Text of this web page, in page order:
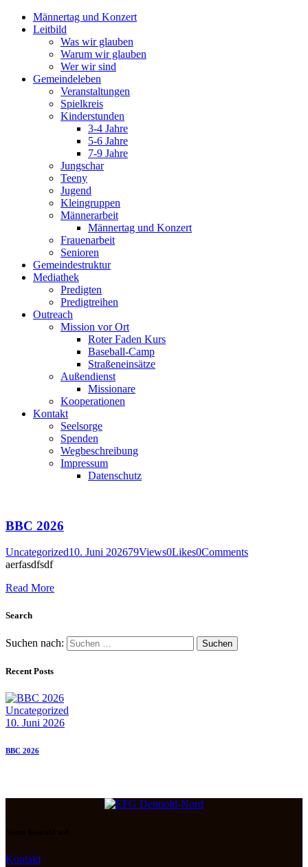
Männertag und Konzert
Leitbild
Was wir glauben
Warum wir glauben
Wer wir sind
Gemeindeleben
Veranstaltungen
Spielkreis
Kinderstunden
3-4 Jahre
5-6 Jahre
7-9 Jahre
Jungschar
Teeny
Jugend
Kleingruppen
Männerarbeit
Männertag und Konzert
Frauenarbeit
Senioren
Gemeindestruktur
Mediathek
Predigten
Predigtreihen
Outreach
Mission vor Ort
Roter Faden Kurs
Baseball-Camp
Straßeneinsätze
Außendienst
Missionare
Kooperationen
Kontakt
Seelsorge
Spenden
Wegbeschreibung
Impressum
Datenschutz
BBC 2026
Uncategorized10. Juni 202679Views0Likes0Comments
aerfasdfsdf
Read More
Search
Suchen nach:
Recent Posts
Uncategorized
10. Juni 2026
BBC 2026
Kontakt